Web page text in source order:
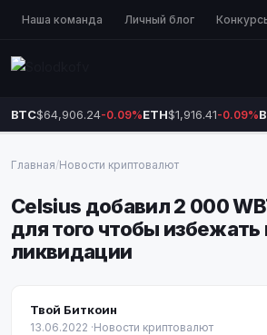
Наша команда Личный блог
BTC$64,906.24-0.09%ETH$1,916.41-0.09%
Главная/Новости криптовалют
Celsius добавил 2 000
для того чтобы
ликвидации
Твой Биткоин
13.06.2022 ·Новости криптовалют